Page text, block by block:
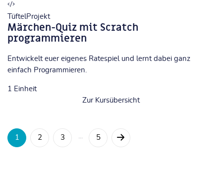
TüftelProjekt
Märchen-Quiz mit Scratch
programmieren
Entwickelt euer eigenes Ratespiel und lernt dabei ganz
einfach Programmieren.
1
Einheit
Zur Kursübersicht
1 2 3 ··· 5